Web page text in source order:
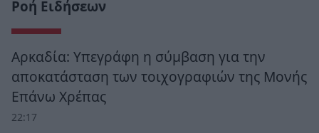
Ροή Ειδήσεων
Αρκαδία: Υπεγράφη η σύμβαση για την
αποκατάσταση των τοιχογραφιών της Μονής
Επάνω Χρέπας
22:17